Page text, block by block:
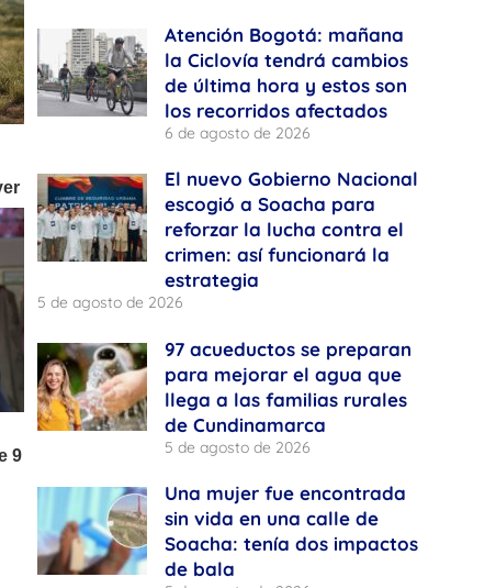
Atención Bogotá: mañana
la Ciclovía tendrá cambios
de última hora y estos son
los recorridos afectados
6 de agosto de 2026
El nuevo Gobierno Nacional
escogió a Soacha para
reforzar la lucha contra el
crimen: así funcionará la
estrategia
5 de agosto de 2026
97 acueductos se preparan
para mejorar el agua que
llega a las familias rurales
de Cundinamarca
5 de agosto de 2026
Una mujer fue encontrada
sin vida en una calle de
Soacha: tenía dos impactos
de bala